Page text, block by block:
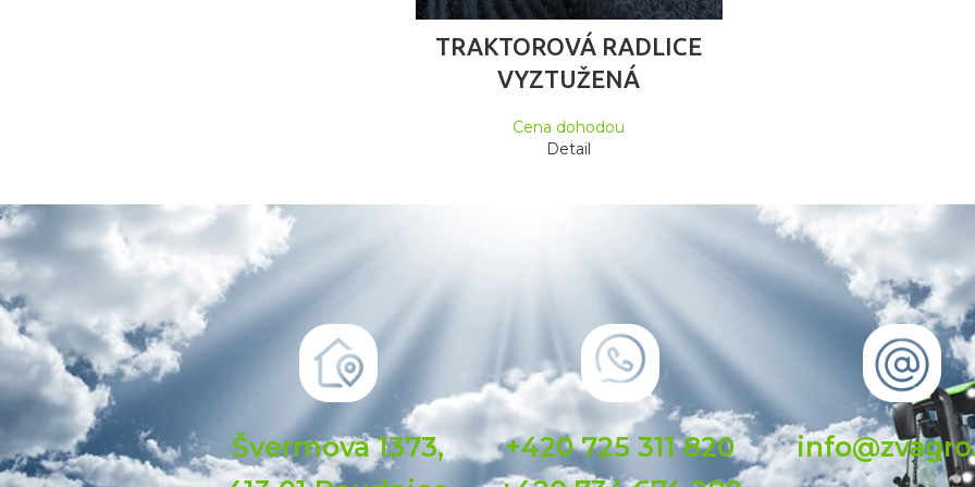
ČTĚTE VÍCE
TRAKTOROVÁ RADLICE
VYZTUŽENÁ
Cena dohodou
Detail
Švermova 1373,
+420 725 311 820